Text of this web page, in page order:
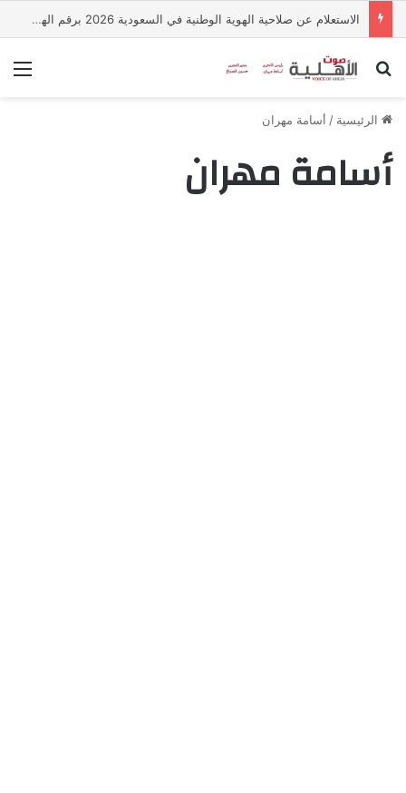
الاستعلام عن صلاحية الهوية الوطنية في السعودية 2026 برقم الهوية.. الخطوات عبر أبشر
بحث عن
الرئيسية / أسامة مهران
أسامة مهران